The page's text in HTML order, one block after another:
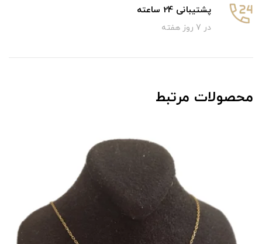
پشتیبانی 24 ساعته
در 7 روز هفته
محصولات مرتبط